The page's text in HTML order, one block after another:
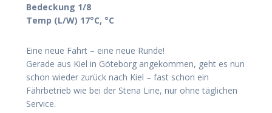
Bedeckung 1/8
Temp (L/W) 17°C, °C
Eine neue Fahrt – eine neue Runde!
Gerade aus Kiel in Göteborg angekommen, geht es nun
schon wieder zurück nach Kiel – fast schon ein
Fährbetrieb wie bei der Stena Line, nur ohne täglichen
Service.